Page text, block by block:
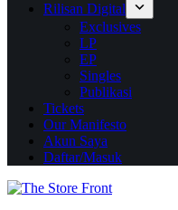
Rilisan Digital
Exclusives
LP
EP
Singles
Publikasi
Tickets
Our Manifesto
Akun Saya
Daftar/Masuk